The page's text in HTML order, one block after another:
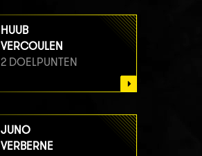
HUUB
VERCOULEN
2 DOELPUNTEN
JUNO
VERBERNE